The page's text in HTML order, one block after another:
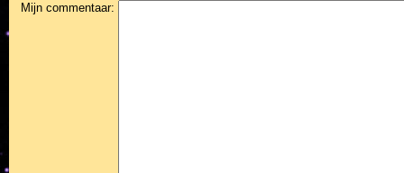
Mijn commentaar: